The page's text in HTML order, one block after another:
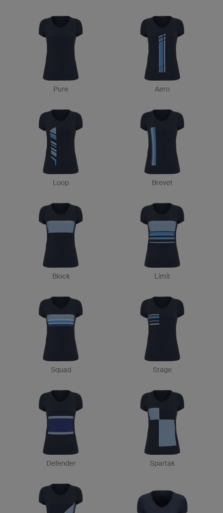
Pure Aero
Loop Brevet
Block Limit
Squad Stage
Defender Spartak